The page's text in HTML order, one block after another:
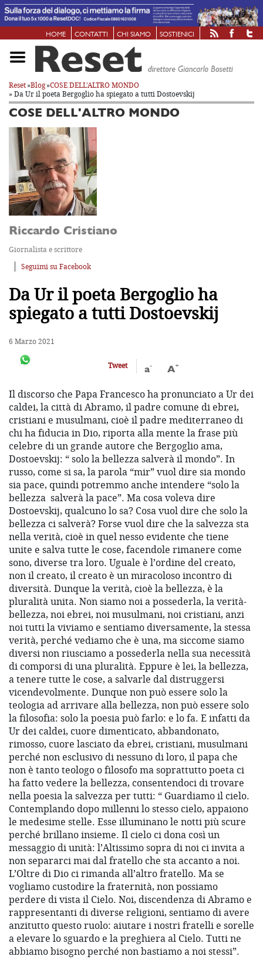
HOME CONTATTI CHI SIAMO SOSTIENICI
Reset»Blog»COSE DELL'ALTRO MONDO
» Da Ur il poeta Bergoglio ha spiegato a tutti Dostoevskij
COSE DELL'ALTRO MONDO
Riccardo Cristiano
Giornalista e scrittore
Seguimi su Facebook
Da Ur il poeta Bergoglio ha
spiegato a tutti Dostoevskij
6 Marzo 2021
Tweet a- A+
Il discorso che Papa Francesco ha pronunciato a Ur dei
caldei, la città di Abramo, il padre comune di ebrei,
cristiani e musulmani, cioè il padre mediterraneo di
chi ha fiducia in Dio, riporta alla mente la frase più
celebre di un grande autore che Bergoglio ama,
Dostoevskij: “ solo la bellezza salverà il mondo”. In
russo, come si sa, la parola “mir” vuol dire sia mondo
sia pace, quindi potremmo anche intendere “solo la
bellezza salverà la pace”. Ma cosa voleva dire
Dostoevskij, qualcuno lo sa? Cosa vuol dire che solo la
bellezza ci salverà? Forse vuol dire che la salvezza sta
nella verità, cioè in quel nesso evidente che tiene
unite e salva tutte le cose, facendole rimanere come
sono, diverse tra loro. Uguale è l’ordine del creato,
non il creato, il creato è un miracoloso incontro di
diversità. Dunque la verità, cioè la bellezza, è la
pluralità unita. Non siamo noi a possederla, la verità-
bellezza, noi ebrei, noi musulmani, noi cristiani, anzi
noi tutti la viviamo e sentiamo diversamente, la stessa
verità, perché vediamo che è una, ma siccome siamo
diversi non riusciamo a possederla nella sua necessità
di comporsi di una pluralità. Eppure è lei, la bellezza,
a tenere tutte le cose, a salvarle dal distruggersi
vicendevolmente. Dunque non può essere solo la
teologia ad arrivare alla bellezza, non può essere solo
la filosofia: solo la poesia può farlo: e lo fa. E infatti da
Ur dei caldei, cuore dimenticato, abbandonato,
rimosso, cuore lasciato da ebrei, cristiani, musulmani
perché non esclusivo di nessuno di loro, il papa che
non è tanto teologo o filosofo ma soprattutto poeta ci
ha fatto vedere la bellezza, consentendoci di trovare
nella poesia la salvezza per tutti: “ Guardiamo il cielo.
Contemplando dopo millenni lo stesso cielo, appaiono
le medesime stelle. Esse illuminano le notti più scure
perché brillano insieme. Il cielo ci dona così un
messaggio di unità: l’Altissimo sopra di noi ci invita a
non separarci mai dal fratello che sta accanto a noi.
L’Oltre di Dio ci rimanda all’altro fratello. Ma se
vogliamo custodire la fraternità, non possiamo
perdere di vista il Cielo. Noi, discendenza di Abramo e
rappresentanti di diverse religioni, sentiamo di avere
anzitutto questo ruolo: aiutare i nostri fratelli e sorelle
a elevare lo sguardo e la preghiera al Cielo. Tutti ne
abbiamo bisogno perché non bastiamo a noi stessi”.